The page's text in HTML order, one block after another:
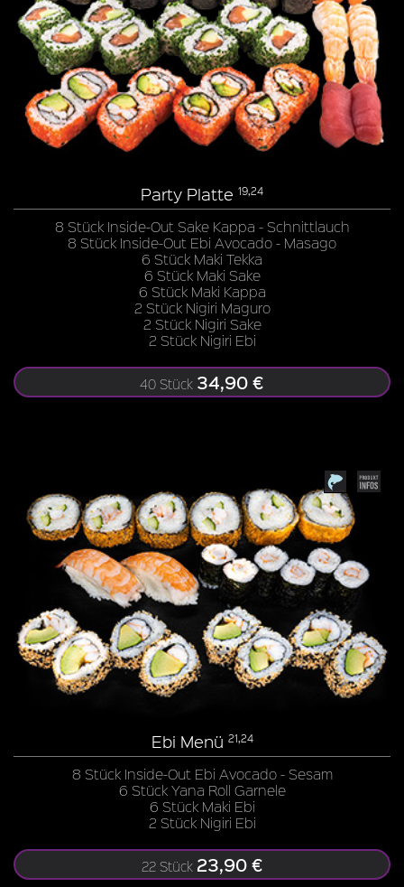
Party Platte 19,24
8 Stück Inside-Out Sake Kappa - Schnittlauch
8 Stück Inside-Out Ebi Avocado - Masago
6 Stück Maki Tekka
6 Stück Maki Sake
6 Stück Maki Kappa
2 Stück Nigiri Maguro
2 Stück Nigiri Sake
2 Stück Nigiri Ebi
40 Stück 34,90 €
Ebi Menü 21,24
8 Stück Inside-Out Ebi Avocado - Sesam
6 Stück Yana Roll Garnele
6 Stück Maki Ebi
2 Stück Nigiri Ebi
22 Stück 23,90 €